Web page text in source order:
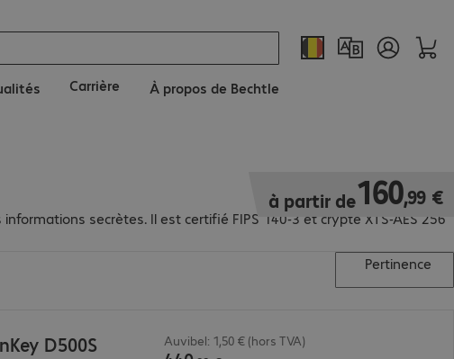
Carrière À propos de Bechtle
secrètes. Il est certifié FIPS 140-3 et crypté XTS-AES 256
à partir de160,99 €
160,99 €
Pertinence
D500S Auvibel: 1,50 € (hors TVA)